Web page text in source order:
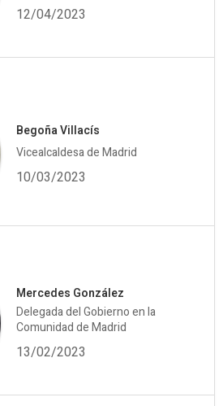
12/04/2023
Begoña Villacís
Vicealcaldesa de Madrid
10/03/2023
Mercedes González
Delegada del Gobierno en la
Comunidad de Madrid
13/02/2023